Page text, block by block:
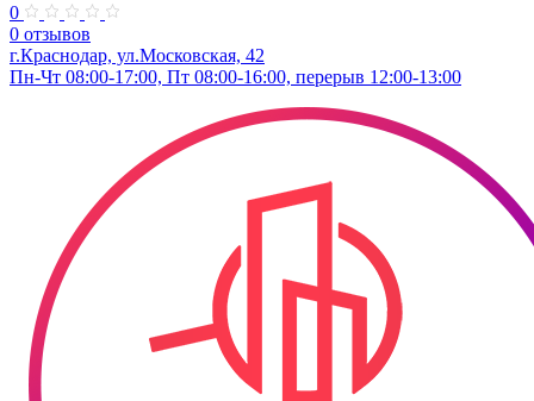
0
0 отзывов
г.Краснодар, ул.Московская, 42
Пн-Чт 08:00-17:00, Пт 08:00-16:00, перерыв 12:00-13:00